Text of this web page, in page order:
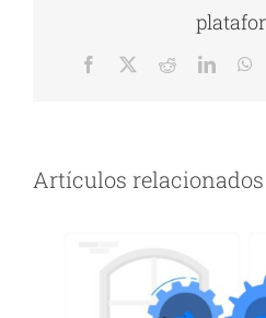
Facebook Reddit
Artículos relacionados
Durabilidad /
dimensión del